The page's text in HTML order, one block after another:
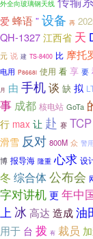
外全向玻璃钢天线
爱蜂语 ” 设备 再
QH-1327 江西省 天
元 说 建 TS-8400 比 摩托
电用 P8668i 使用 看 享 要
月 由 手机谈 缺 拟
事 成都 核电站 GoTa
行 max 让 赴 赛 TCP
滑雪 反对 800M 众 警用
博 报导海 隆重 心求 设
冬 综合体公布会
字对讲机 更 年中
上 冰 高达 造成油
用于 台 拨 有 裁员